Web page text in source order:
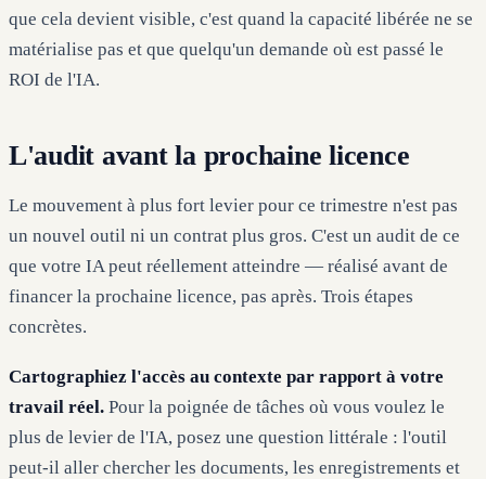
que cela devient visible, c'est quand la capacité libérée ne se
matérialise pas et que quelqu'un demande où est passé le
ROI de l'IA.
L'audit avant la prochaine licence
Le mouvement à plus fort levier pour ce trimestre n'est pas
un nouvel outil ni un contrat plus gros. C'est un audit de ce
que votre IA peut réellement atteindre — réalisé avant de
financer la prochaine licence, pas après. Trois étapes
concrètes.
Cartographiez l'accès au contexte par rapport à votre
travail réel. Pour la poignée de tâches où vous voulez le
plus de levier de l'IA, posez une question littérale : l'outil
peut-il aller chercher les documents, les enregistrements et